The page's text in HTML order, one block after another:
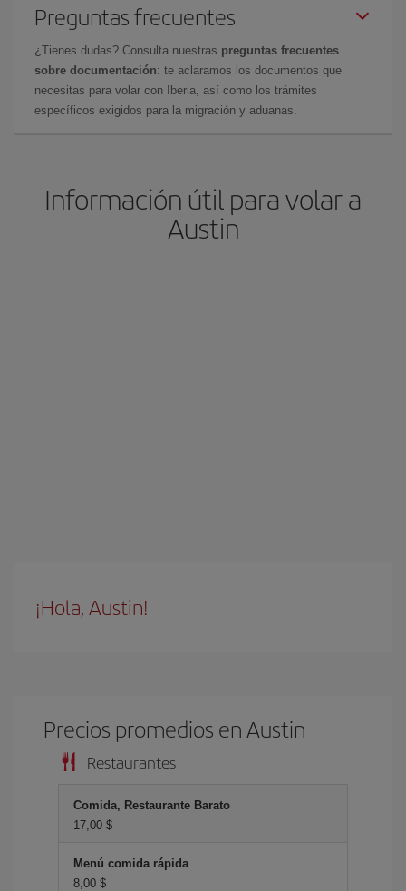
Preguntas frecuentes
¿Tienes dudas? Consulta nuestras preguntas frecuentes
sobre documentación: te aclaramos los documentos que
necesitas para volar con Iberia, así como los trámites
específicos exigidos para la migración y aduanas.
Información útil para volar a
Austin
¡Hola, Austin!
Precios promedios en Austin
Restaurantes
Comida, Restaurante Barato
17,00 $
Menú comida rápida
8,00 $